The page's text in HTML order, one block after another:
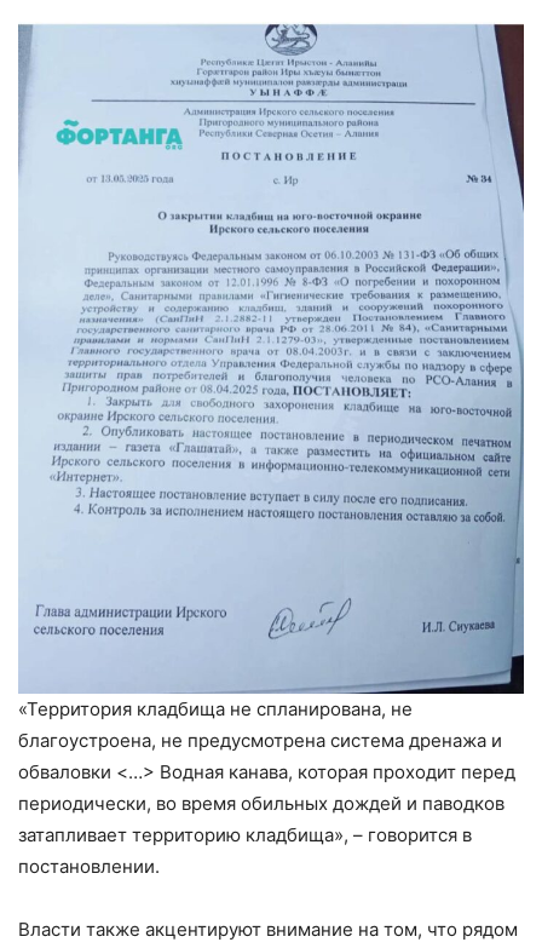
«Территория кладбища не спланирована, не
благоустроена, не предусмотрена система дренажа и
обваловки <…> Водная канава, которая проходит перед
периодически, во время обильных дождей и паводков
затапливает территорию кладбища», – говорится в
постановлении.
Власти также акцентируют внимание на том, что рядом